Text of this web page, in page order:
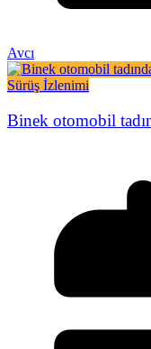
Avcı
Sürüş İzlenimi
Binek otomobil